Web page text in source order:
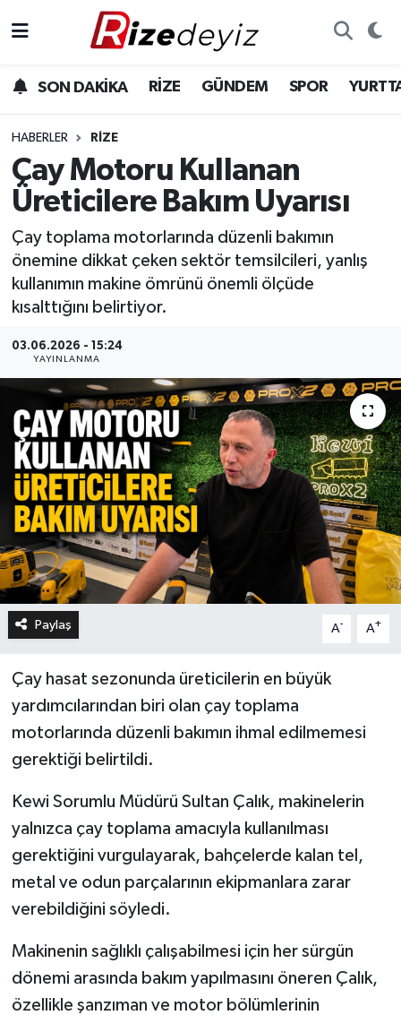
SON DAKİKA RİZE GÜNDEM SPOR
HABERLER RIZE
Çay Motoru Kullanan
Üreticilere Bakım Uyarısı
Çay toplama motorlarında düzenli bakımın
önemine dikkat çeken sektör temsilcileri, yanlış
kullanımın makine ömrünü önemli ölçüde
kısalttığını belirtiyor.
03.06.2026 - 15:24
YAYINLANMA
Paylaş A- A+
Çay hasat sezonunda üreticilerin en büyük
yardımcılarından biri olan çay toplama
motorlarında düzenli bakımın ihmal edilmemesi
gerektiği belirtildi.
Kewi Sorumlu Müdürü Sultan Çalık, makinelerin
yalnızca çay toplama amacıyla kullanılması
gerektiğini vurgulayarak, bahçelerde kalan tel,
metal ve odun parçalarının ekipmanlara zarar
verebildiğini söyledi.
Makinenin sağlıklı çalışabilmesi için her sürgün
dönemi arasında bakım yapılmasını öneren Çalık,
özellikle şanzıman ve motor bölümlerinin
Gündem
Yurttan Haberler
Ekonomi
Teknoloji
Rize Hava Durumu
Rize Trafik Yoğunluk Haritası
Süper Lig Puan Durumu ve Fikstür
Tüm Manşetler
Haber Arşivi